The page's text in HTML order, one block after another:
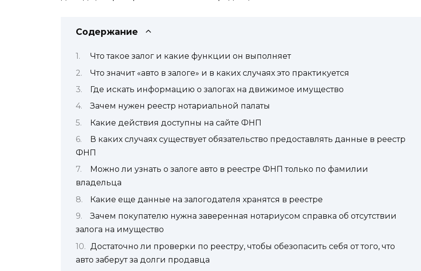
Содержание
Что такое залог и какие функции он выполняет
Что значит «авто в залоге» и в каких случаях это практикуется
Где искать информацию о залогах на движимое имущество
Зачем нужен реестр нотариальной палаты
Какие действия доступны на сайте ФНП
В каких случаях существует обязательство предоставлять данные в реестр
ФНП
Можно ли узнать о залоге авто в реестре ФНП только по фамилии
владельца
Какие еще данные на залогодателя хранятся в реестре
Зачем покупателю нужна заверенная нотариусом справка об отсутствии
залога на имущество
Достаточно ли проверки по реестру, чтобы обезопасить себя от того, что
авто заберут за долги продавца